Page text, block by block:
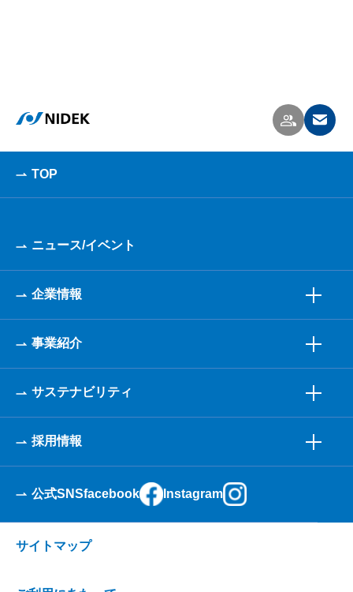
TOP
ニュース/イベント
企業情報
事業紹介
サステナビリティ
採用情報
公式SNSfacebook Instagram
サイトマップ